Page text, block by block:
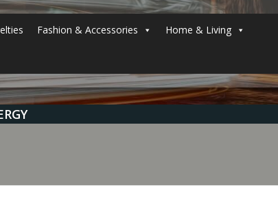
Fashion & Accessories Home & Living